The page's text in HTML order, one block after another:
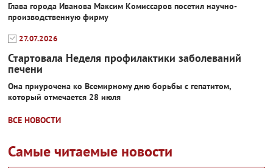
Глава города Иванова Максим Комиссаров посетил научно-
производственную фирму
27.07.2026
Стартовала Неделя профилактики заболеваний
печени
Она приурочена ко Всемирному дню борьбы с гепатитом,
который отмечается 28 июля
ВСЕ НОВОСТИ
Самые читаемые новости